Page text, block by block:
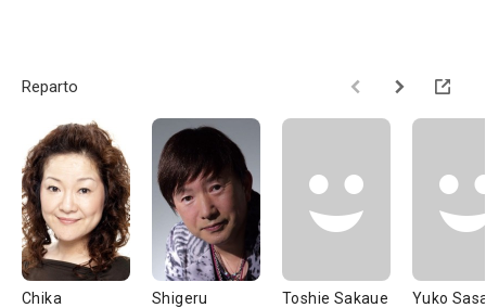
Reparto
Chika
Shigeru
Toshie Sakaue Yuko